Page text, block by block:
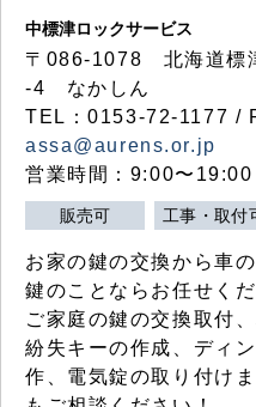
中標津ロックサービス
〒086-1078 北海道標
-4 なかしん
TEL：0153-72-1177 /
assa@aurens.or.jp
営業時間：9:00〜19:00
販売可 工事・取付
お家の鍵の交換から車
鍵のことならお任せくだ
ご家庭の鍵の交換取付
紛失キーの作成、ディ
作、電気錠の取り付け